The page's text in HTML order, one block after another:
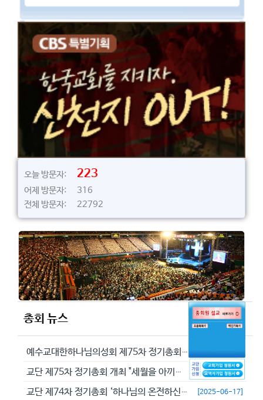
오늘 방문자: 223
어제 방문자: 316
전체 방문자: 22792
총회 뉴스
예수교대한하나님의성회 제75차 정기총회에서 정동수 목사를 이단으로 결의... [2026-05-29]
교단 제75차 정기총회 개최 "세월을 아끼라 때가 악하니라"(엡 5:16... [2026-05-23]
교단 제74차 정기총회 ‘하나님의 온전하신 뜻을 분별하자’ [2025-06-17]